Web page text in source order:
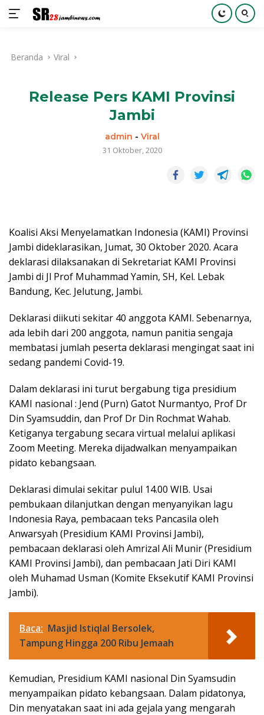
kontenBeranda Viral
Release Pers KAMI Provinsi
Jambi
admin - Viral
31 Oktober, 2020
Koalisi Aksi Menyelamatkan Indonesia (KAMI) Provinsi
Jambi dideklarasikan, Jumat, 30 Oktober 2020. Acara
deklarasi dilaksanakan di Sekretariat KAMI Provinsi
Jambi di Jl Prof Muhammad Yamin, SH, Kel. Lebak
Bandung, Kec. Jelutung, Jambi.
Deklarasi diikuti sekitar 40 anggota KAMI. Sebenarnya,
ada lebih dari 200 anggota, namun panitia sengaja
membatasi jumlah peserta deklarasi mengingat saat ini
sedang pandemi Covid-19.
Dalam deklarasi ini turut bergabung tiga presidium
KAMI nasional : Jend (Purn) Gatot Nurmantyo, Prof Dr
Din Syamsuddin, dan Prof Dr Din Rochmat Wahab.
Ketiganya tergabung secara virtual melalui aplikasi
Zoom Meeting. Mereka dijadwalkan menyampaikan
pidato kebangsaan.
Deklarasi dimulai sekitar pulul 14.00 WIB. Usai
pembukaan dilanjutkan dengan menyanyikan lagu
Indonesia Raya, pembacaan teks Pancasila oleh
Anwarsyah (Presidium KAMI Provinsi Jambi),
pembacaan deklarasi oleh Amrizal Ali Munir (Presidium
KAMI Provinsi Jambi), dan pembacaan Jati Diri KAMI
oleh Muhamad Usman (Komite Eksekutif KAMI Provinsi
Jambi).
Baca: Masjid Istiqlal Bersolek,
Tampung Hingga 200 Ribu Jemaah
Kemudian, Presidium KAMI nasional Din Syamsudin
menyampaikan pidato kebangsaan. Dalam pidatonya,
Din menyatakan saat ini ada gejala yang mengarah